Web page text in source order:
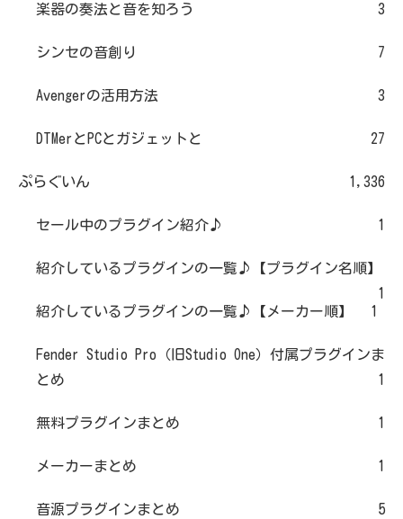
楽器の奏法と音を知ろう 3
シンセの音創り 7
Avengerの活用方法 3
DTMerとPCとガジェットと 27
ぷらぐいん 1,336
セール中のプラグイン紹介♪ 1
紹介しているプラグインの一覧♪【プラグイン名順】
1
紹介しているプラグインの一覧♪【メーカー順】
1
Fender Studio Pro（旧Studio One）付属プラグインま
とめ
1
無料プラグインまとめ 1
メーカーまとめ 1
音源プラグインまとめ 5